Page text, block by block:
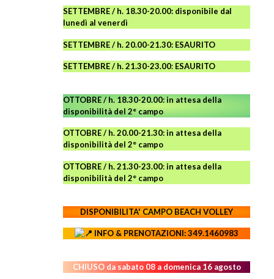
SETTEMBRE / h. 18.30-20.00: disponibile dal
lunedì al venerdì
SETTEMBRE / h. 20.00-21.30: ESAURITO
SETTEMBRE / h. 21.30-23.00: ESAURITO
OTTOBRE / h. 18.30-20.00:in attesa della
disponibilità del 2° campo
OTTOBRE / h. 20.00-21.30:in attesa della
disponibilità del 2° campo
OTTOBRE / h. 21.30-23.00:in attesa della
disponibilità del 2° campo
DISPONIBILITA' CAMPOBEACH VOLLEY
INFO & PRENOTAZIONI: 349.1460983
CHIUSO da sabato 08 a domenica 16 agosto